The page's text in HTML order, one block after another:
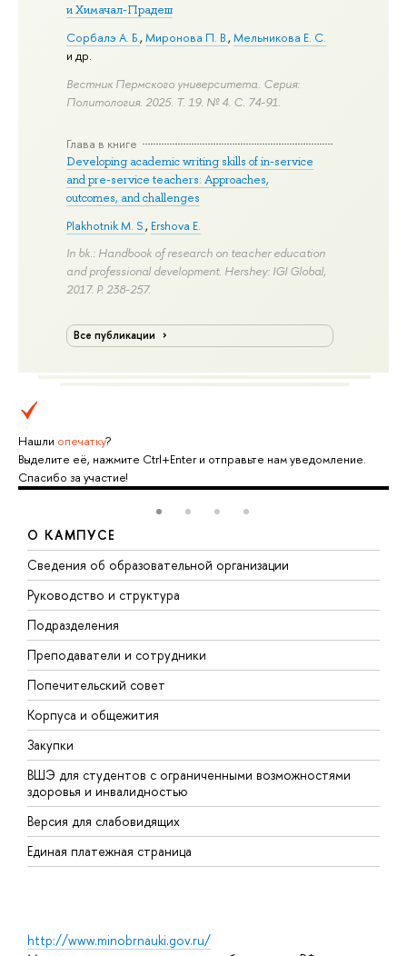
и Химачал-Прадеш
Сорбалэ А. Б.,Миронова П. В.,Мельникова Е. С.
и др.
Вестник Пермского университета. Серия:
Политология. 2025. Т. 19. № 4. С. 74-91.
Глава в книге
Developing academic writing skills of in-service
and pre-service teachers: Approaches,
outcomes, and challenges
Plakhotnik M. S., Ershova E.
In bk.: Handbook of research on teacher education
and professional development. Hershey: IGI Global,
2017. P. 238-257.
Все публикации
Нашли опечатку?
Выделите её, нажмите Ctrl+Enter и отправьте нам уведомление.
Спасибо за участие!
О КАМПУСЕ
Сведения об образовательной организации
Руководство и структура
Подразделения
Преподаватели и сотрудники
Попечительский совет
Корпуса и общежития
Закупки
ВШЭ для студентов с ограниченными возможностями
здоровья и инвалидностью
Версия для слабовидящих
Единая платежная страница
http://www.minobrnauki.gov.ru/